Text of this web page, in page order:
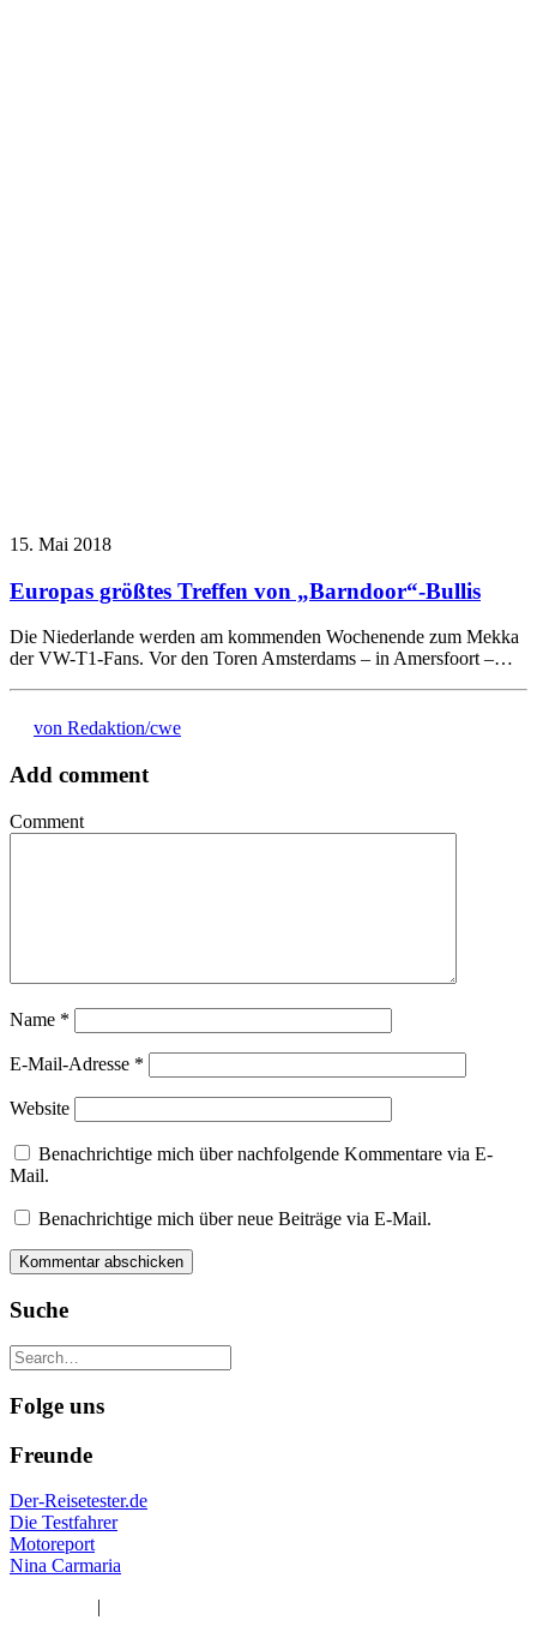
15. Mai 2018
Europas größtes Treffen von „Barndoor“-Bullis
Die Niederlande werden am kommenden Wochenende zum Mekka
der VW-T1-Fans. Vor den Toren Amsterdams – in Amersfoort –…
von Redaktion/cwe
Add comment
Comment
Name *
E-Mail-Adresse *
Website
Benachrichtige mich über nachfolgende Kommentare via E-
Mail.
Benachrichtige mich über neue Beiträge via E-Mail.
Suche
Folge uns
Freunde
Der-Reisetester.de
Die Testfahrer
Motoreport
Nina Carmaria
|